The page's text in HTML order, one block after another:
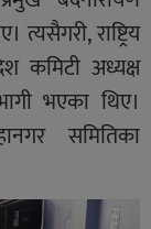
राष्ट्रिय
कमिटी अध्यक्ष
भएका थिए।
समितिका